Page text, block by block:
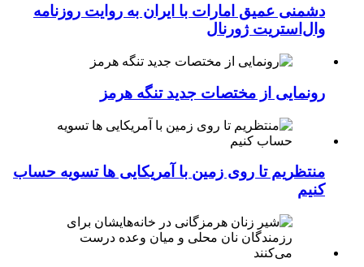
دشمنی عمیق امارات با ایران به روایت روزنامه
وال‌استریت ژورنال
رونمایی از مختصات جدید تنگه هرمز
منتظریم تا روی زمین با آمریکایی ها تسویه حساب
کنیم